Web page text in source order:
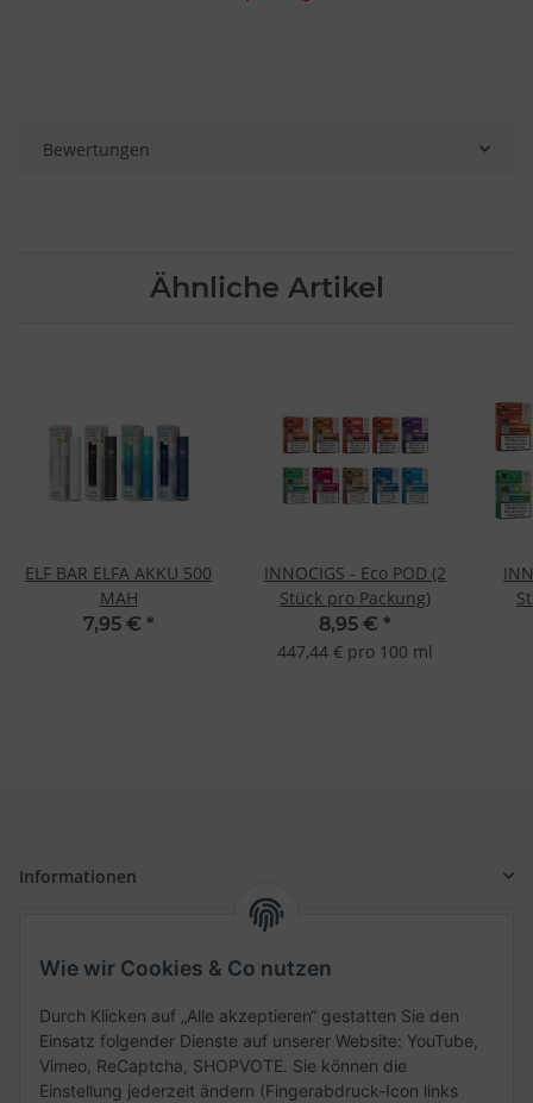
Bewertungen
Ähnliche Artikel
ELF BAR ELFA AKKU 500
MAH
7,95 € *
INNOCIGS - Eco POD (2
Stück pro Packung)
8,95 € *
447,44 € pro 100 ml
Informationen
Wie wir Cookies & Co nutzen
Durch Klicken auf „Alle akzeptieren“ gestatten Sie den
Einsatz folgender Dienste auf unserer Website: YouTube,
Vimeo, ReCaptcha, SHOPVOTE. Sie können die
Einstellung jederzeit ändern (Fingerabdruck-Icon links